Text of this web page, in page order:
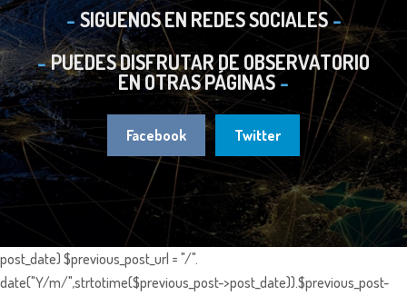
SIGUENOS EN REDES SOCIALES
PUEDES DISFRUTAR DE OBSERVATORIO
EN OTRAS PÁGINAS
Facebook Twitter
post_date) $previous_post_url = "/".
date("Y/m/",strtotime($previous_post->post_date)).$previous_post-